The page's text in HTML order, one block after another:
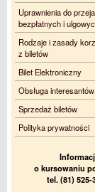
Uprawnienia do
bezpłatnych i
Rodzaje i zasady
z biletów
Bilet Elektroniczny
Obsługa interesantów
Sprzedaż biletów
Polityka prywatności
o kursowaniu
tel. (81) 525-